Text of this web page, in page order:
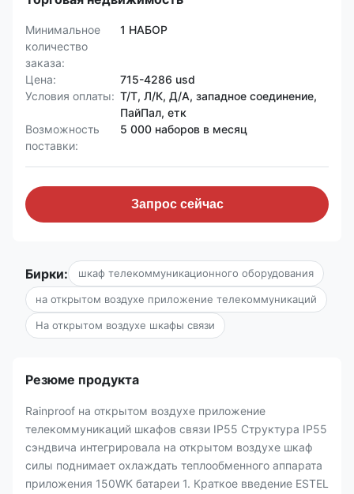
Минимальное
количество
заказа:
1 НАБОР
Цена:
715-4286 usd
Условия оплаты: Т/Т, Л/К, Д/А, западное соединение,
ПайПал, етк
Возможность
поставки:
5 000 наборов в месяц
Запрос сейчас
Бирки: шкаф телекоммуникационного оборудования
на открытом воздухе приложение телекоммуникаций
На открытом воздухе шкафы связи
Резюме продукта
Rainproof на открытом воздухе приложение
телекоммуникаций шкафов связи IP55 Структура IP55
сэндвича интегрировала на открытом воздухе шкаф
силы поднимает охлаждать теплообменного аппарата
приложения 150WK батареи 1. Краткое введение ESTEL